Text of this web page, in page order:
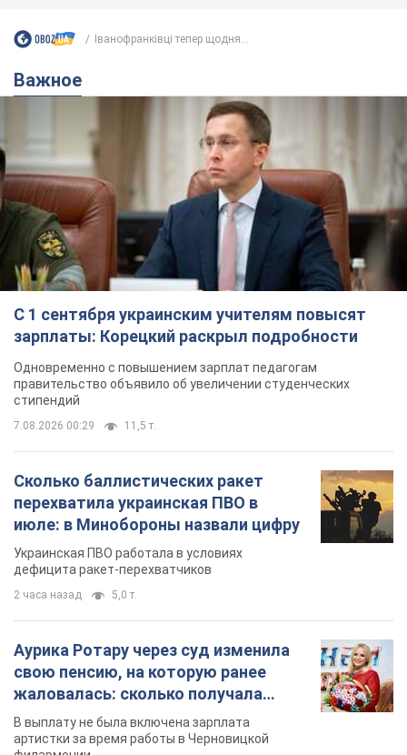
С 1 сентября украинским учителям повысят
зарплаты: Корецкий раскрыл подробности
Одновременно с повышением зарплат педагогам
правительство объявило об увеличении студенческих
стипендий
7.08.2026 00:29
Сколько баллистических ракет
перехватила украинская ПВО в
июле: в Минобороны назвали цифру
Украинская ПВО работала в условиях
дефицита ракет-перехватчиков
Аурика Ротару через суд изменила
свою пенсию, на которую ранее
жаловалась: сколько получала
певица
В выплату не была включена зарплата
артистки за время работы в Черновицкой
филармонии